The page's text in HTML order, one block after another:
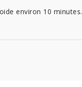
environ 10 minutes.